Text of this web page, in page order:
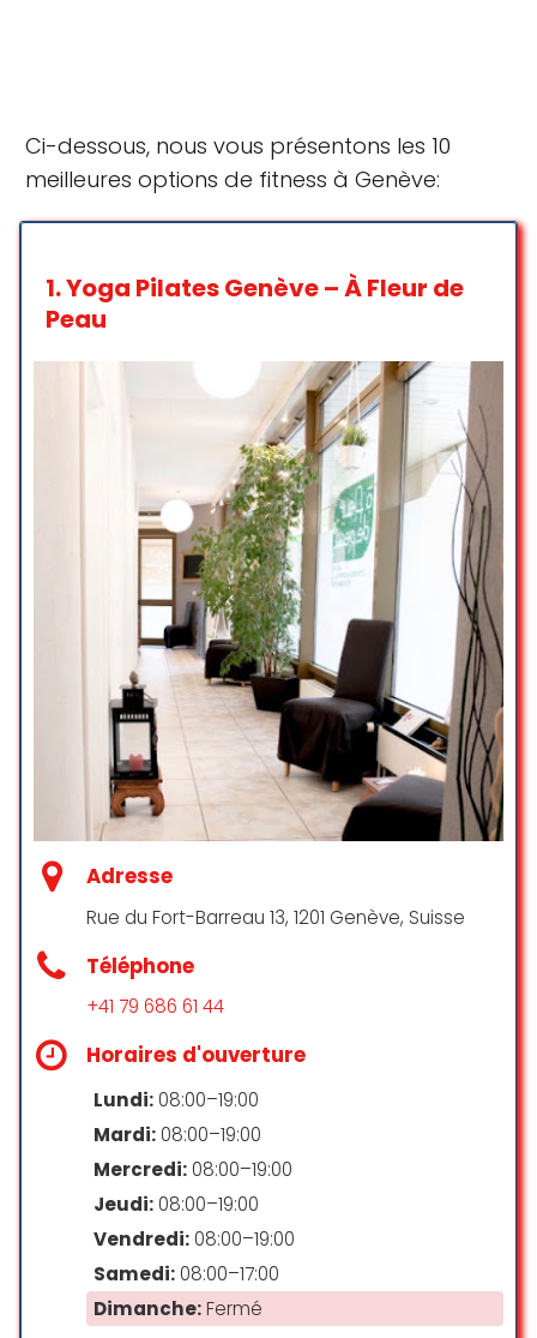
Ci-dessous, nous vous présentons les 10
meilleures options de fitness à Genève:
1.Yoga Pilates Genève – À Fleur de
Peau
Adresse
Rue du Fort-Barreau 13, 1201 Genève, Suisse
Téléphone
+41 79 686 61 44
Horaires d'ouverture
Lundi: 08:00–19:00
Mardi: 08:00–19:00
Mercredi: 08:00–19:00
Jeudi: 08:00–19:00
Vendredi: 08:00–19:00
Samedi: 08:00–17:00
Dimanche:Fermé